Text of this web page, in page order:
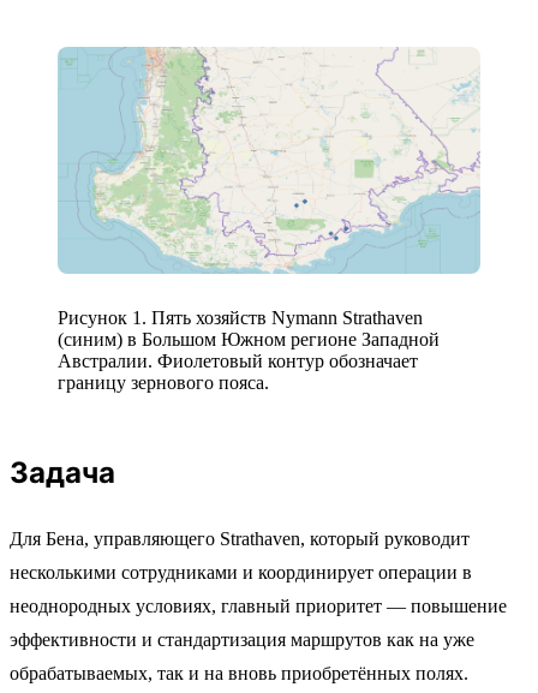
Рисунок 1. Пять хозяйств Nymann Strathaven
(синим) в Большом Южном регионе Западной
Австралии. Фиолетовый контур обозначает
границу зернового пояса.
Задача
Для Бена, управляющего Strathaven, который руководит
несколькими сотрудниками и координирует операции в
неоднородных условиях, главный приоритет — повышение
эффективности и стандартизация маршрутов как на уже
обрабатываемых, так и на вновь приобретённых полях.